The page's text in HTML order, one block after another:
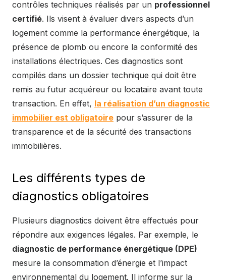
contrôles techniques réalisés par un professionnel
certifié. Ils visent à évaluer divers aspects d’un
logement comme la performance énergétique, la
présence de plomb ou encore la conformité des
installations électriques. Ces diagnostics sont
compilés dans un dossier technique qui doit être
remis au futur acquéreur ou locataire avant toute
transaction. En effet, la réalisation d’un diagnostic
immobilier est obligatoire pour s’assurer de la
transparence et de la sécurité des transactions
immobilières.
Les différents types de
diagnostics obligatoires
Plusieurs diagnostics doivent être effectués pour
répondre aux exigences légales. Par exemple, le
diagnostic de performance énergétique (DPE)
mesure la consommation d’énergie et l’impact
environnemental du logement. Il informe sur la